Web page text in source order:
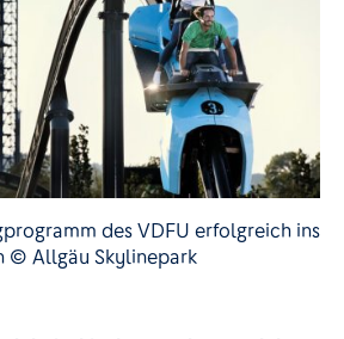
des VDFU erfolgreich ins
© Allgäu Skylinepark